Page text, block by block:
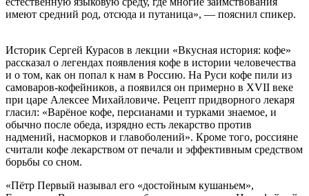
имеют средний род, отсюда и путаница», — пояснил спикер.
Историк Сергей Курасов в лекции «Вкусная история: кофе»
рассказал о легендах появления кофе в истории человечества
и о том, как он попал к нам в Россию. На Руси кофе пили из
самоваров-кофейников, а появился он примерно в XVII веке
при царе Алексее Михайловиче. Рецепт придворного лекаря
гласил: «Варёное кофе, персианами и турками знаемое, и
обычно после обеда, изрядно есть лекарство против
надмений, насморков и главоболений». Кроме того, россияне
считали кофе лекарством от печали и эффективным средством
борьбы со сном.
«Пётр Первый называл его «достойным кушаньем»,